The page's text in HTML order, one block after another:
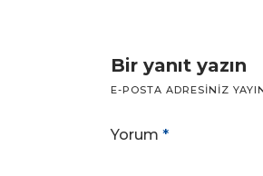
Bir yanıt yazın
E-POSTA ADRESINIZ
Yorum *